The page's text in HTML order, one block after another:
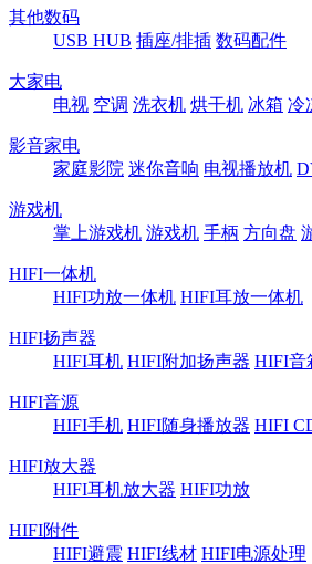
其他数码
USB HUB 插座/排插 数码配件
大家电
电视 空调 洗衣机 烘干机 冰箱 冷
影音家电
家庭影院 迷你音响 电视播放机
游戏机
掌上游戏机 游戏机 手柄 方向盘
HIFI一体机
HIFI功放一体机 HIFI耳放一体机
HIFI扬声器
HIFI耳机 HIFI附加扬声器 HIFI音
HIFI音源
HIFI手机 HIFI随身播放器 HIFI
HIFI放大器
HIFI耳机放大器 HIFI功放
HIFI附件
HIFI避震 HIFI线材 HIFI电源处理